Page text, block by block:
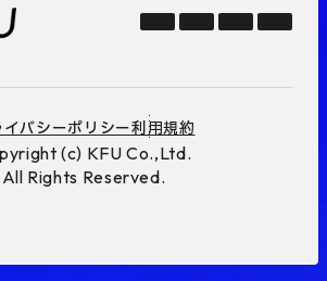
(c) KFU Co.,Ltd.
All Rights Reserved.
イバシーポリシー利用規約